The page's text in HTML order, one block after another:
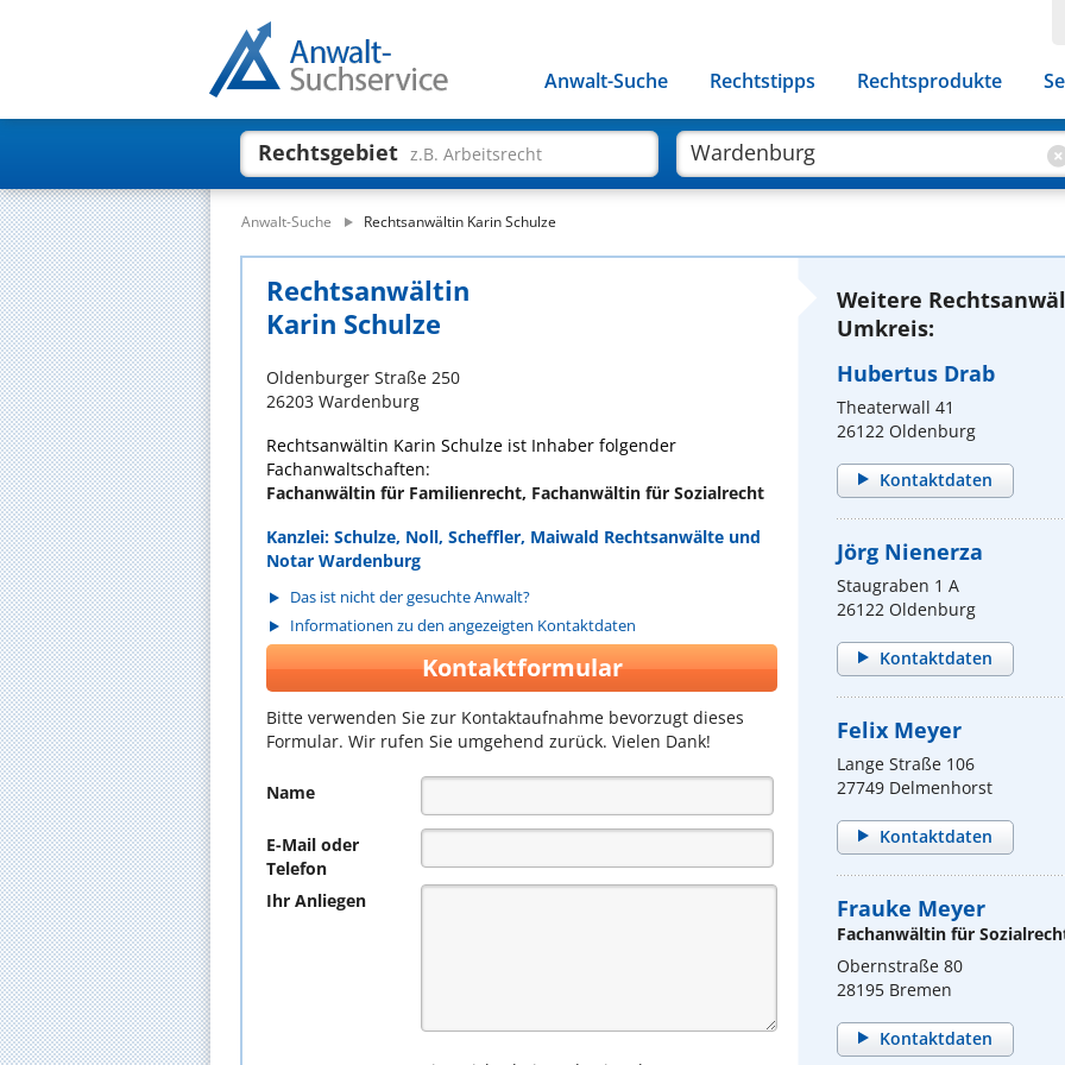
Anwalt-Suche Rechtstipps Rechtsprodukte
Rechtsgebiet z.B. Arbeitsrecht
Anwalt-Suche Rechtsanwältin Karin Schulze
Rechtsanwältin
Karin Schulze
Oldenburger Straße 250
26203 Wardenburg
Rechtsanwältin Karin Schulze ist Inhaber folgender
Fachanwaltschaften:
Fachanwältin für Familienrecht, Fachanwältin für Sozialrecht
Kanzlei: Schulze, Noll, Scheffler, Maiwald Rechtsanwälte und
Notar Wardenburg
Das ist nicht der gesuchte Anwalt?
Informationen zu den angezeigten Kontaktdaten
Kontaktformular
Bitte verwenden Sie zur Kontaktaufnahme bevorzugt dieses
Formular. Wir rufen Sie umgehend zurück. Vielen Dank!
Name
E-Mail oder
Telefon
Ihr Anliegen
Weitere
Umkreis:
Hubertus Drab
Theaterwall 41
26122 Oldenburg
Kontaktdaten
Jörg Nienerza
Staugraben 1 A
26122 Oldenburg
Kontaktdaten
Felix Meyer
Lange Straße 106
27749 Delmenhorst
Kontaktdaten
Frauke Meyer
Fachanwältin für
Obernstraße 80
28195 Bremen
Kontaktdaten